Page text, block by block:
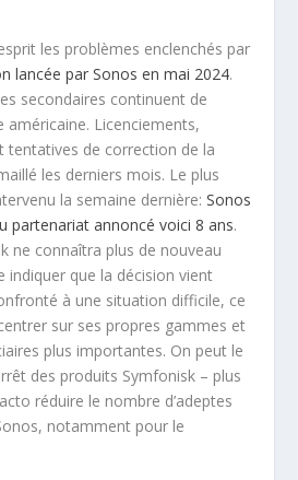
les problèmes enclenchés par
lancée par Sonos en mai 2024.
secondaires continuent de
américaine. Licenciements,
tentatives de correction de la
les derniers mois. Le plus
la semaine dernière:Sonos
partenariat annoncé voici 8 ans.
ne connaîtra plus de nouveau
indiquer que la décision vient
à une situation difficile, ce
sur ses propres gammes et
plus importantes. On peut le
des produits Symfonisk – plus
réduire le nombre d’adeptes
notamment pour le